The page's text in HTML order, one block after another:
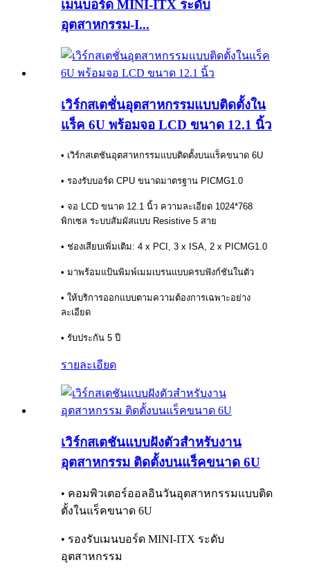
เมนบอร์ด MINI-ITX ระดับ
อุตสาหกรรม-I...
เวิร์กสเตชั่นอุตสาหกรรมแบบติดตั้งใน
แร็ค 6U พร้อมจอ LCD ขนาด 12.1 นิ้ว
• เวิร์กสเตชันอุตสาหกรรมแบบติดตั้งบนแร็คขนาด 6U
• รองรับบอร์ด CPU ขนาดมาตรฐาน PICMG1.0
• จอ LCD ขนาด 12.1 นิ้ว ความละเอียด 1024*768
พิกเซล ระบบสัมผัสแบบ Resistive 5 สาย
• ช่องเสียบเพิ่มเติม: 4 x PCI, 3 x ISA, 2 x PICMG1.0
• มาพร้อมแป้นพิมพ์เมมเบรนแบบครบฟังก์ชันในตัว
• ให้บริการออกแบบตามความต้องการเฉพาะอย่าง
ละเอียด
• รับประกัน 5 ปี
รายละเอียด
เวิร์กสเตชันแบบฝังตัวสำหรับงาน
อุตสาหกรรม ติดตั้งบนแร็คขนาด 6U
• คอมพิวเตอร์ออลอินวันอุตสาหกรรมแบบติด
ตั้งในแร็คขนาด 6U
• รองรับเมนบอร์ด MINI-ITX ระดับ
อุตสาหกรรม